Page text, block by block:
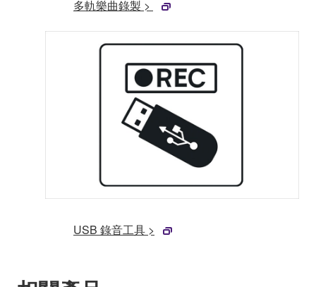
多軌樂曲錄製 >
USB 錄音工具 >